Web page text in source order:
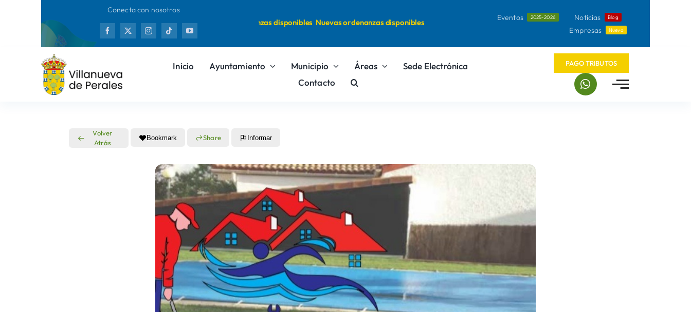
Conecta con nosotros
Nuevas ordenanzas disponibles Nuevas ordenanzas disponibles Eventos 2025-2026 Noticias Blog
Empresas Nuevo
Inicio Ayuntamiento Municipio Áreas
Sede Electrónica
Contacto
PAGO TRIBUTOS
Volver
Atrás
Bookmark Share Informar